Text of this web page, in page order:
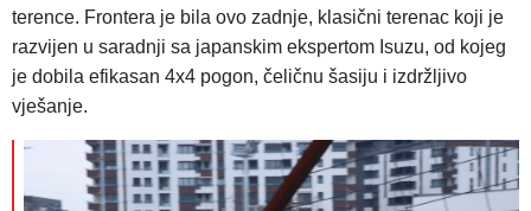
terence. Frontera je bila ovo zadnje, klasični terenac koji je
razvijen u saradnji sa japanskim ekspertom Isuzu, od kojeg
je dobila efikasan 4x4 pogon, čeličnu šasiju i izdržljivo
vješanje.